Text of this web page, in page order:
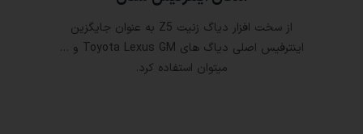
از سخت افزار دیاگ زنیت Z5 به عنوان جایگزین
اینترفیس اصلی دیاگ های Toyota Lexus GM و …
میتوان استفاده کرد.